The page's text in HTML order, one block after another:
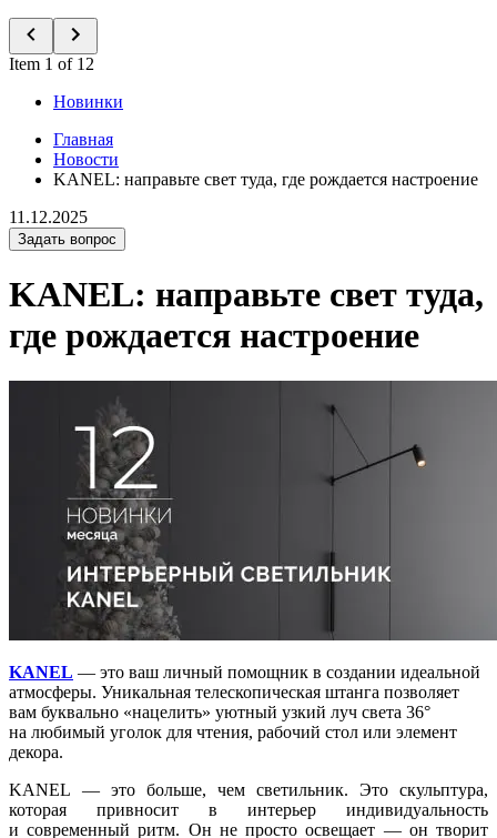
Item 1 of 12
Новинки
Главная
Новости
KANEL: направьте свет туда, где рождается настроение
11.12.2025
Задать вопрос
KANEL: направьте свет туда,
где рождается настроение
KANEL — это ваш личный помощник в создании идеальной
атмосферы. Уникальная телескопическая штанга позволяет
вам буквально «нацелить» уютный узкий луч света 36°
на любимый уголок для чтения, рабочий стол или элемент
декора.
KANEL — это больше, чем светильник. Это скульптура,
которая привносит в интерьер индивидуальность
и современный ритм. Он не просто освещает — он творит